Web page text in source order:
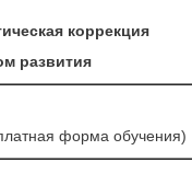
коррекция
развития
форма обучения)